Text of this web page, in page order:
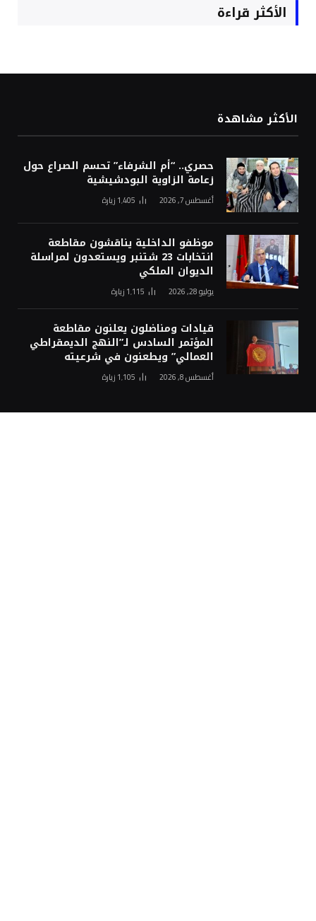
الأكثر قراءة
الأكثر مشاهدة
حصري.. “أم الشرفاء” تحسم الصراع حول
زعامة الزاوية البودشيشية
أغسطس 7, 2026 1٬405 زيارة
موظفو الداخلية يناقشون مقاطعة
انتخابات 23 شتنبر ويستعدون لمراسلة
الديوان الملكي
يوليو 28, 2026 1٬115 زيارة
قيادات ومناضلون يعلنون مقاطعة
المؤتمر السادس لـ”النهج الديمقراطي
العمالي” ويطعنون في شرعيته
أغسطس 8, 2026 1٬105 زيارة